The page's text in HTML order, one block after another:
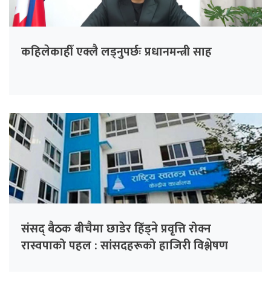
कहिलेकाहीँ एक्लै लड्नुपर्छः प्रधानमन्त्री साह
संसद् बैठक बीचैमा छाडेर हिँड्ने प्रवृत्ति रोक्न
रास्वपाको पहल : सांसदहरूको हाजिरी विश्लेषण